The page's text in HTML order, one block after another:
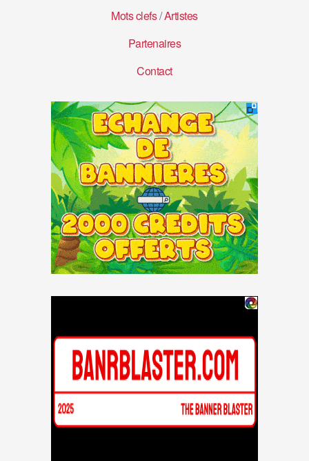
Mots clefs/Artistes
Partenaires
Contact